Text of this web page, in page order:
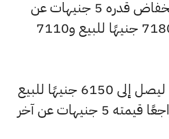
و7105 جنيهًا للشراء، بانخفاض قدره 5 جنيهات عن
السعر السابق الذي بلغ 7180 جنيهًا للبيع و7110
كما انخفض سعر عيار 18 ليصل إلى 6150 جنيهًا للبيع
و6090 جنيهًا للشراء، بتراجعًا قيمته 5 جنيهات عن آخر